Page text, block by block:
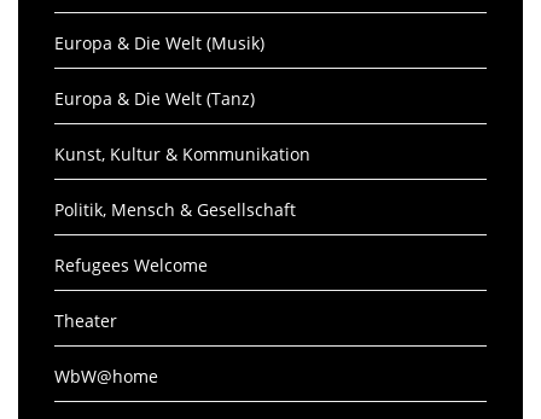
Europa & Die Welt (Musik)
Europa & Die Welt (Tanz)
Kunst, Kultur & Kommunikation
Politik, Mensch & Gesellschaft
Refugees Welcome
Theater
WbW@home